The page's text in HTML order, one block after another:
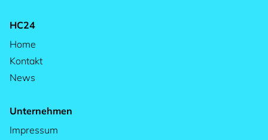
HC24
Home
Kontakt
News
Unternehmen
Impressum